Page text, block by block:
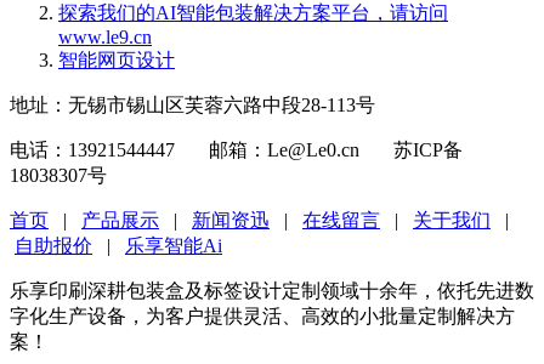
探索我们的‌AI智能包装解决方案平台‌，请访问
www.le9.cn
智能网页设计
地址：无锡市锡山区芙蓉六路中段28-113号
电话：13921544447 邮箱：Le@Le0.cn 苏ICP备
18038307号
首页 | 产品展示 | 新闻资迅 | 在线留言 | 关于我们 |
自助报价 | 乐享智能Ai
乐享印刷深耕包装盒及标签设计定制领域十余年，依托先进数
字化生产设备，为客户提供灵活、高效的小批量定制解决方
案！